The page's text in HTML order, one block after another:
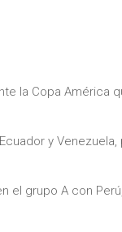
la Copa América
y
el grupo A con